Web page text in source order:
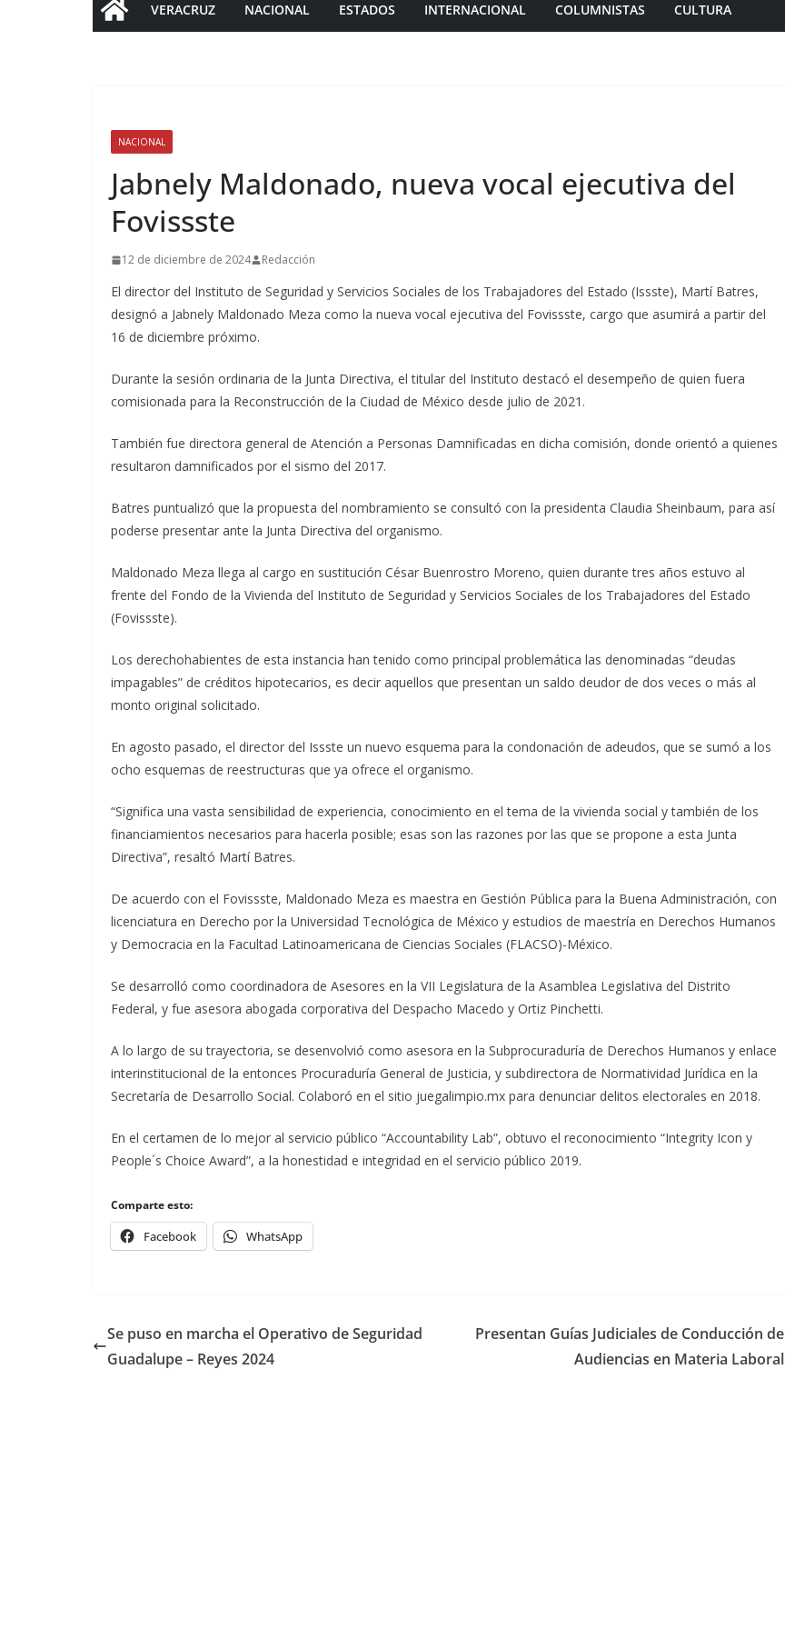
VERACRUZ NACIONAL ESTADOS INTERNACIONAL COLUMNISTAS CULTURA
NACIONAL
Jabnely Maldonado, nueva vocal ejecutiva del
Fovissste
12 de diciembre de 2024 Redacción
El director del Instituto de Seguridad y Servicios Sociales de los Trabajadores del Estado (Issste), Martí Batres,
designó a Jabnely Maldonado Meza como la nueva vocal ejecutiva del Fovissste, cargo que asumirá a partir del
16 de diciembre próximo.
Durante la sesión ordinaria de la Junta Directiva, el titular del Instituto destacó el desempeño de quien fuera
comisionada para la Reconstrucción de la Ciudad de México desde julio de 2021.
También fue directora general de Atención a Personas Damnificadas en dicha comisión, donde orientó a quienes
resultaron damnificados por el sismo del 2017.
Batres puntualizó que la propuesta del nombramiento se consultó con la presidenta Claudia Sheinbaum, para así
poderse presentar ante la Junta Directiva del organismo.
Maldonado Meza llega al cargo en sustitución César Buenrostro Moreno, quien durante tres años estuvo al
frente del Fondo de la Vivienda del Instituto de Seguridad y Servicios Sociales de los Trabajadores del Estado
(Fovissste).
Los derechohabientes de esta instancia han tenido como principal problemática las denominadas “deudas
impagables” de créditos hipotecarios, es decir aquellos que presentan un saldo deudor de dos veces o más al
monto original solicitado.
En agosto pasado, el director del Issste un nuevo esquema para la condonación de adeudos, que se sumó a los
ocho esquemas de reestructuras que ya ofrece el organismo.
“Significa una vasta sensibilidad de experiencia, conocimiento en el tema de la vivienda social y también de los
financiamientos necesarios para hacerla posible; esas son las razones por las que se propone a esta Junta
Directiva”, resaltó Martí Batres.
De acuerdo con el Fovissste, Maldonado Meza es maestra en Gestión Pública para la Buena Administración, con
licenciatura en Derecho por la Universidad Tecnológica de México y estudios de maestría en Derechos Humanos
y Democracia en la Facultad Latinoamericana de Ciencias Sociales (FLACSO)-México.
Se desarrolló como coordinadora de Asesores en la VII Legislatura de la Asamblea Legislativa del Distrito
Federal, y fue asesora abogada corporativa del Despacho Macedo y Ortiz Pinchetti.
A lo largo de su trayectoria, se desenvolvió como asesora en la Subprocuraduría de Derechos Humanos y enlace
interinstitucional de la entonces Procuraduría General de Justicia, y subdirectora de Normatividad Jurídica en la
Secretaría de Desarrollo Social. Colaboró en el sitio juegalimpio.mx para denunciar delitos electorales en 2018.
En el certamen de lo mejor al servicio público “Accountability Lab”, obtuvo el reconocimiento “Integrity Icon y
People´s Choice Award”, a la honestidad e integridad en el servicio público 2019.
Comparte esto:
Facebook WhatsApp
Se puso en marcha el Operativo de Seguridad
Guadalupe – Reyes 2024
Presentan Guías Judiciales de Conducción de
Audiencias en Materia Laboral